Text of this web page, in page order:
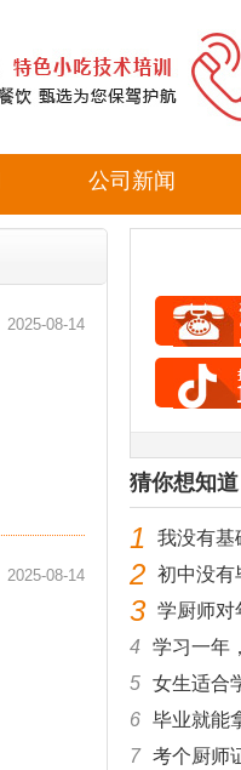
公司新闻
2025-08-14
2025-08-14
猜你想知道
1 我没有基
2 初中没有
3 学厨师对
4
学习一年
5 女生适合
6 毕业就能
7 考个厨师